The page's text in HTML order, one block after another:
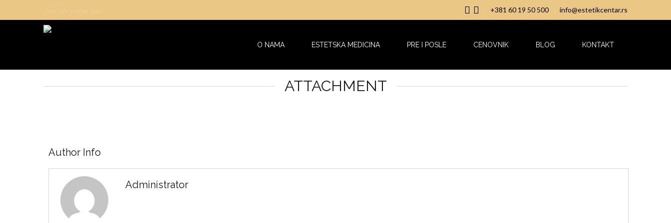
Gde lepo postaje lepse +381 60 19 50 500 info@estetikcentar.rs
O NAMA ESTETSKA MEDICINA PRE I POSLE CENOVNIK BLOG KONTAKT
ATTACHMENT
Author Info
Administrator